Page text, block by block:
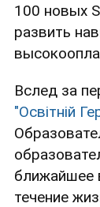
100 новых
развить
Вслед за
"Освітній
ближайшее
течение